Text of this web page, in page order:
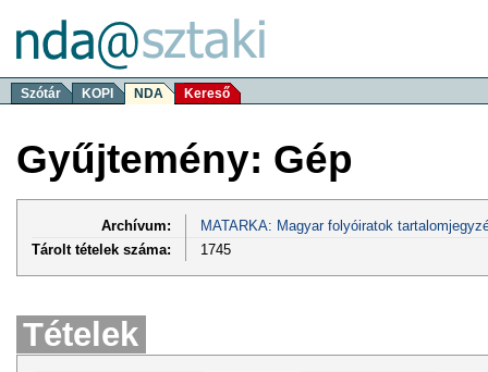
Szótár KOPI NDA Kereső
Gyűjtemény: Gép
Archívum:
MATARKA: Magyar folyóiratok
Tárolt tételek száma:
1745
Tételek